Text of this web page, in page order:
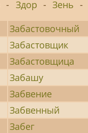
- Здор - Зень -
Забастовочный
Забастовщик
Забастовщица
Забашу
Забвение
Забвенный
Забег